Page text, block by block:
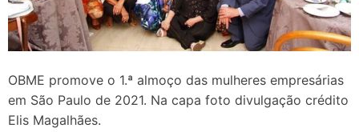
OBME promove o 1.ª almoço das mulheres empresárias
em São Paulo de 2021. Na capa foto divulgação crédito
Elis Magalhães.